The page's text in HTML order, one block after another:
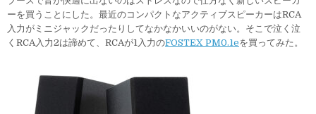
ーを買うことにした。最近のコンパクトなアクティブスピーカーはRCA
入力がミニジャックだったりしてなかなかいいのがない。そこで泣く泣
くRCA入力2は諦めて、RCAが1入力のFOSTEX PM0.1eを買ってみた。